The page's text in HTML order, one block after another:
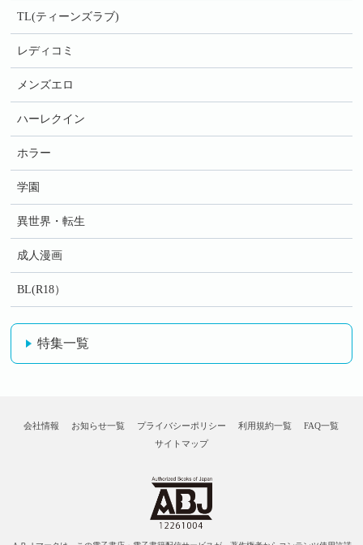
TL(ティーンズラブ)
レディコミ
メンズエロ
ハーレクイン
ホラー
学園
異世界・転生
成人漫画
BL(R18）
特集一覧
会社情報 お知らせ一覧 プライバシーポリシー 利用規約一覧
FAQ一覧
サイトマップ